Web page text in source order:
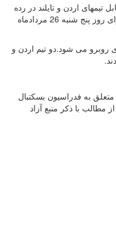
اردن و تایلند در رده
سوم جدول رده بندی گروه ب ایستاد تا برای روز پنج شنبه 26 مردادماه
روبرو می شود.دو تیم اردن و
به فدراسیون بسکتبال
مطالب با ذكر منبع آزاد